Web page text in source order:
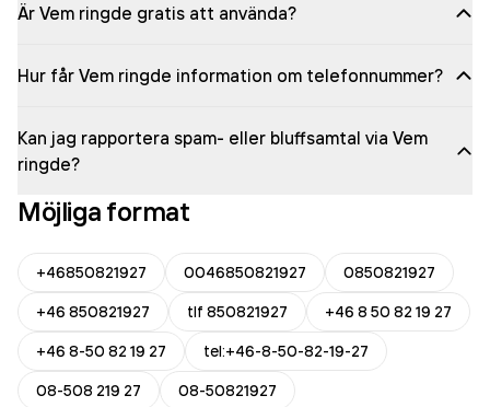
Är Vem ringde gratis att använda?
Hur får Vem ringde information om telefonnummer?
Kan jag rapportera spam- eller bluffsamtal via Vem
ringde?
Möjliga format
+46850821927 0046850821927
0850821927
+46 850821927
tlf 850821927
+46 8 50 82 19 27
+46 8-50 82 19 27
tel:+46-8-50-82-19-27
08-508 219 27
08-50821927